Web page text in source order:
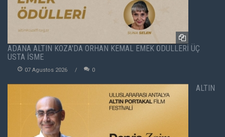
ADANA ALTIN KOZA'DA ORHAN KEMAL EMEK ÖDÜLLERİ ÜÇ
USTA İSME
07 Agustos 2026 0
ALTIN